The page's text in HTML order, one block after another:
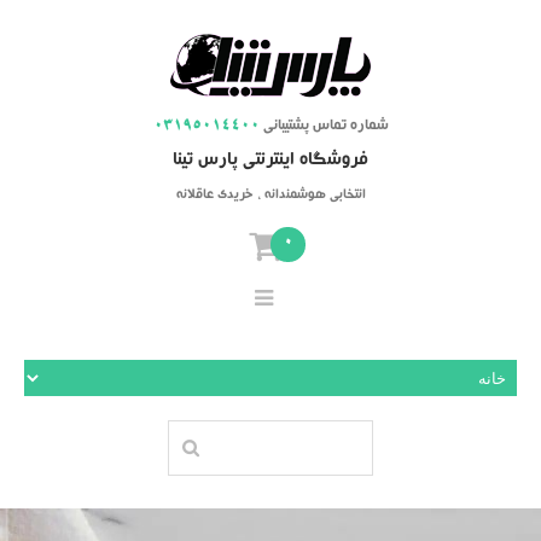
03195014400 شماره تماس پشتیبانی
فروشگاه اینترنتی پارس تینا
انتخابی هوشمندانه ، خریدی عاقلانه
0